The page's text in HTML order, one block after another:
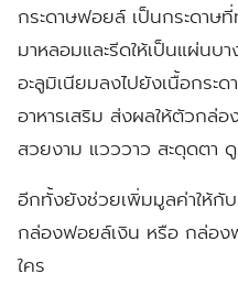
กระดาษฟอยล์ เป็นกระดาษที่
มาหลอมและรีดให้เป็นแผ่นบ
อะลูมิเนียมลงไปยังเนื้อกระ
อาหารเสริม ส่งผลให้ตัวกล่
สวยงาม แวววาว สะดุดตา
อีกทั้งยังช่วยเพิ่มมูลค่าให้กับ
กล่องฟอยล์เงิน หรือ กล่อ
ใคร